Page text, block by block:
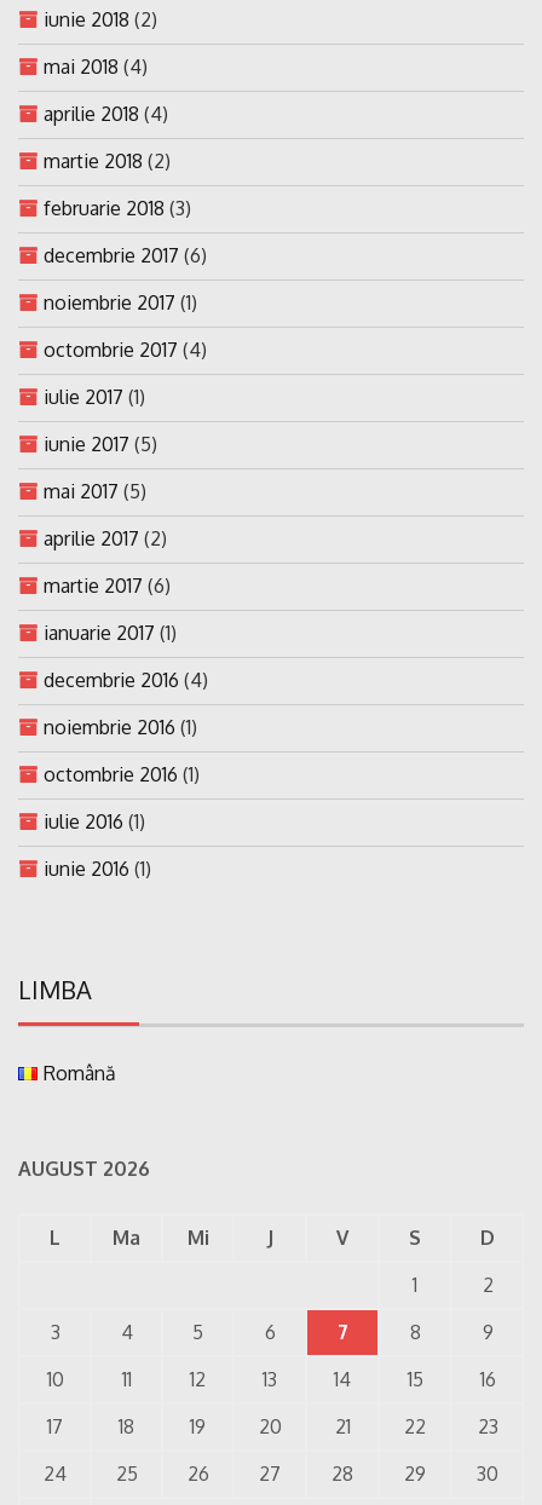
iunie 2018 (2)
mai 2018 (4)
aprilie 2018 (4)
martie 2018 (2)
februarie 2018 (3)
decembrie 2017 (6)
noiembrie 2017 (1)
octombrie 2017 (4)
iulie 2017 (1)
iunie 2017 (5)
mai 2017 (5)
aprilie 2017 (2)
martie 2017 (6)
ianuarie 2017 (1)
decembrie 2016 (4)
noiembrie 2016 (1)
octombrie 2016 (1)
iulie 2016 (1)
iunie 2016 (1)
LIMBA
Română
AUGUST 2026
L Ma Mi J V S
D
1
2
3
4 5 6 7 8
9
10
11 12 13 14 15
16
17
18 19 20 21 22
23
24
25 26 27 28 29 30